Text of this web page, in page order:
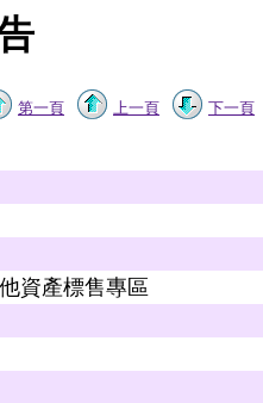
第一頁 上一頁 下一頁
資產標售專區